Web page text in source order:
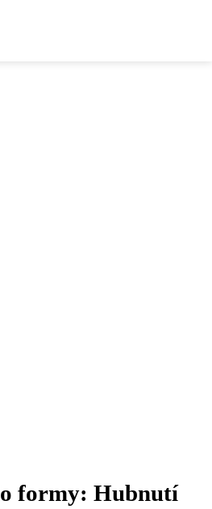
formy: Hubnutí